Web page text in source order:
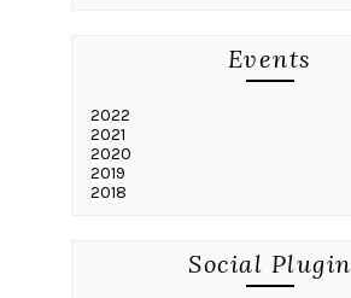
Events
2022
2021
2020
2019
2018
Social Plugin